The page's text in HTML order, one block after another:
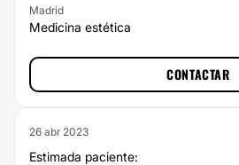
Madrid
Medicina estética
CONTACTAR
26 abr 2023
Estimada paciente: